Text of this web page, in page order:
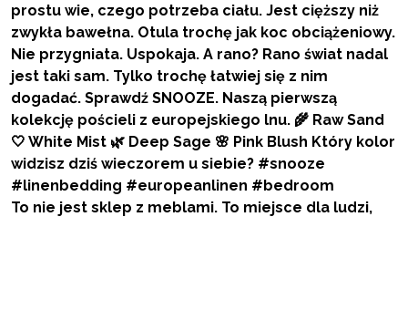
To nie jest sklep z meblami. To miejsce dla ludzi,